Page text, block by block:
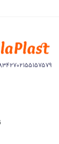
02155157579